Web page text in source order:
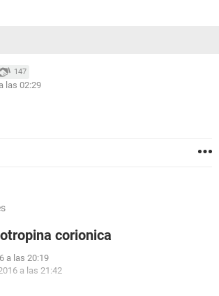
147
las 02:29
corionica
a las 20:19
a las 21:42